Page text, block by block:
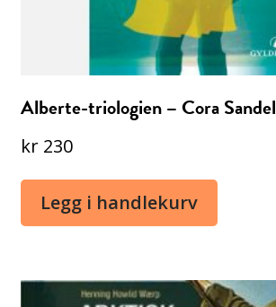
Alberte-triologien – Cora Sandel
kr 230
Legg i handlekurv